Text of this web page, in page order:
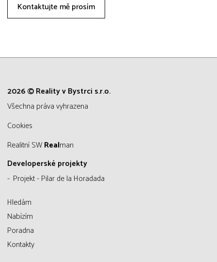
Kontaktujte mě prosím
2026 © Reality v Bystrci s.r.o.
všechna práva vyhrazena
Cookies
Realitní SWRealman
Developerské projekty
Projekt - Pilar de la Horadada
Hledám
Nabízím
Poradna
Kontakty